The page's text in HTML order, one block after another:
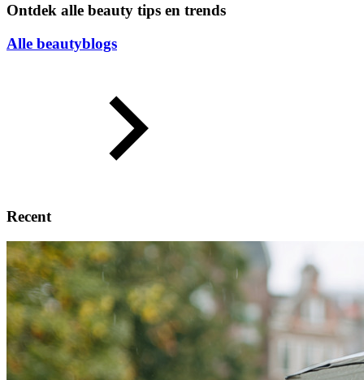
Ontdek alle beauty tips en trends
Alle beautyblogs
Recent